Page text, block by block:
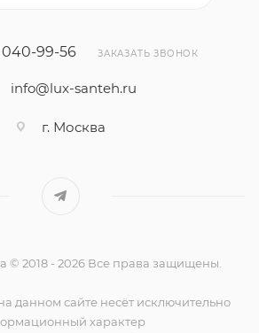
040-99-56 ЗАКАЗАТЬ ЗВОНОК
info@lux-santeh.ru
г. Москва
© 2018 - 2026 Все права защищены.
данном сайте несёт исключительно
характер